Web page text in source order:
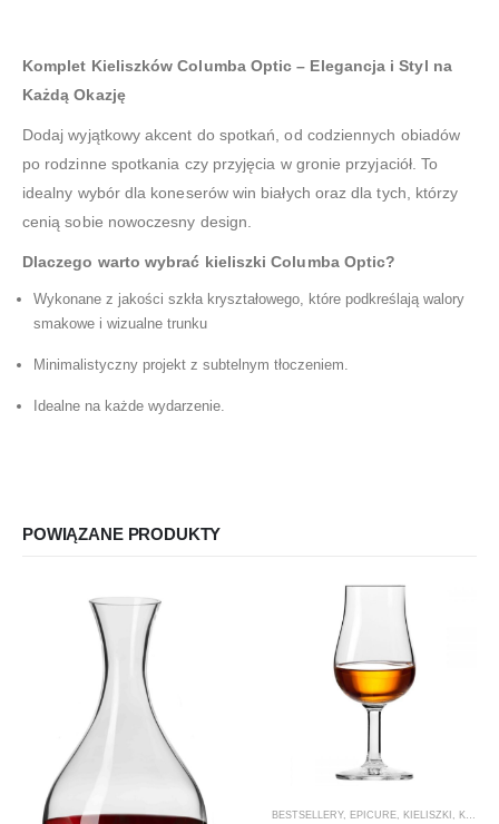
Komplet Kieliszków Columba Optic – Elegancja i Styl na
Każdą Okazję
Dodaj wyjątkowy akcent do spotkań, od codziennych obiadów
po rodzinne spotkania czy przyjęcia w gronie przyjaciół. To
idealny wybór dla koneserów win białych oraz dla tych, którzy
cenią sobie nowoczesny design.
Dlaczego warto wybrać kieliszki Columba Optic?
Wykonane z jakości szkła kryształowego, które podkreślają walory
smakowe i wizualne trunku
Minimalistyczny projekt z subtelnym tłoczeniem.
Idealne na każde wydarzenie.
POWIĄZANE PRODUKTY
BESTSELLERY, EPICURE KIELISZKI KIELISZKI DO WHISKY